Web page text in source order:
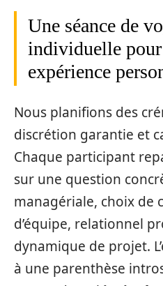
Une séance de
individuelle
expérience
Nous planifions des
discrétion garantie et
Chaque participant
sur une question
managériale, choix de
d’équipe, relationnel
dynamique de projet.
à une parenthèse